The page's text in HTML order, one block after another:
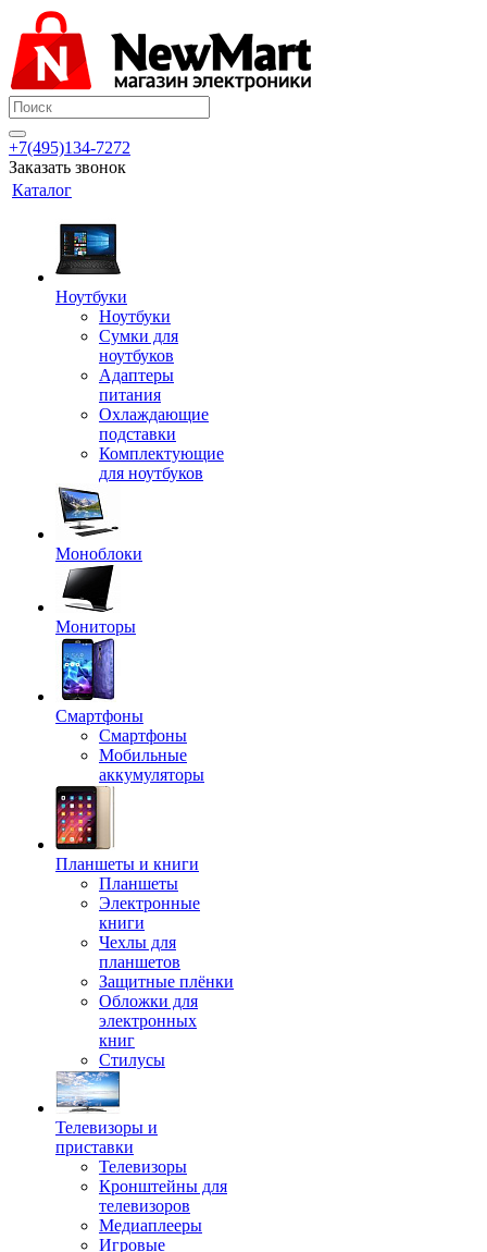
+7(495)134-7272
Заказать звонок
Каталог
Ноутбуки
Ноутбуки
Сумки для
ноутбуков
Адаптеры
питания
Охлаждающие
подставки
Комплектующие
для ноутбуков
Моноблоки
Мониторы
Смартфоны
Смартфоны
Мобильные
аккумуляторы
Планшеты и книги
Планшеты
Электронные
книги
Чехлы для
планшетов
Защитные плёнки
Обложки для
электронных
книг
Стилусы
Телевизоры и
приставки
Телевизоры
Кронштейны для
телевизоров
Медиаплееры
Игровые